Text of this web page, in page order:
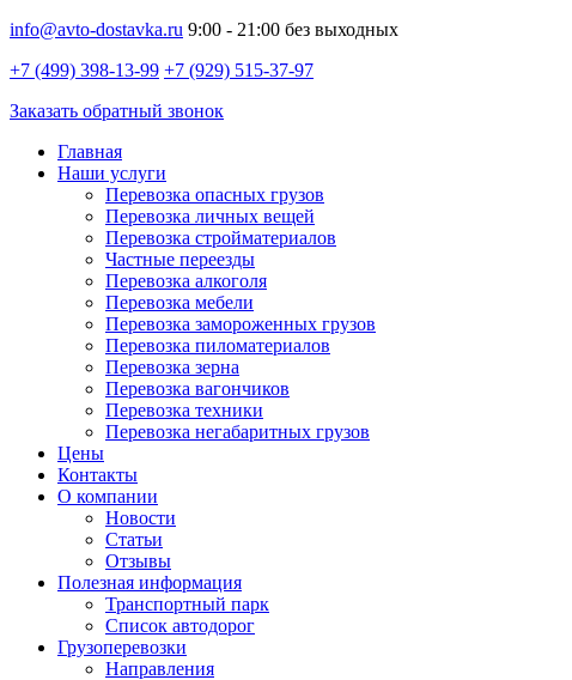
info@avto-dostavka.ru 9:00 - 21:00 без выходных
+7 (499) 398-13-99 +7 (929) 515-37-97
Заказать обратный звонок
Главная
Наши услуги
Перевозка опасных грузов
Перевозка личных вещей
Перевозка стройматериалов
Частные переезды
Перевозка алкоголя
Перевозка мебели
Перевозка замороженных грузов
Перевозка пиломатериалов
Перевозка зерна
Перевозка вагончиков
Перевозка техники
Перевозка негабаритных грузов
Цены
Контакты
О компании
Новости
Статьи
Отзывы
Полезная информация
Транспортный парк
Список автодорог
Грузоперевозки
Направления